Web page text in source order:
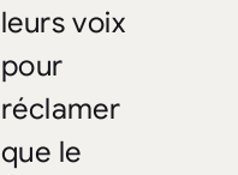
leurs voix
pour
réclamer
que le